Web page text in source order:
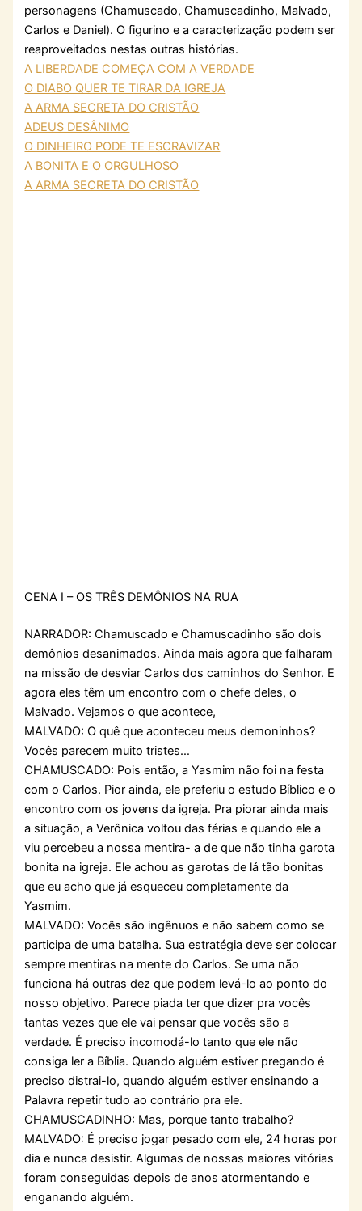
personagens (Chamuscado, Chamuscadinho, Malvado,
Carlos e Daniel). O figurino e a caracterização podem ser
reaproveitados nestas outras histórias.
A LIBERDADE COMEÇA COM A VERDADE
O DIABO QUER TE TIRAR DA IGREJA
A ARMA SECRETA DO CRISTÃO
ADEUS DESÂNIMO
O DINHEIRO PODE TE ESCRAVIZAR
A BONITA E O ORGULHOSO
A ARMA SECRETA DO CRISTÃO
CENA I – OS TRÊS DEMÔNIOS NA RUA
NARRADOR: Chamuscado e Chamuscadinho são dois
demônios desanimados. Ainda mais agora que falharam
na missão de desviar Carlos dos caminhos do Senhor. E
agora eles têm um encontro com o chefe deles, o
Malvado. Vejamos o que acontece,
MALVADO: O quê que aconteceu meus demoninhos?
Vocês parecem muito tristes…
CHAMUSCADO: Pois então, a Yasmim não foi na festa
com o Carlos. Pior ainda, ele preferiu o estudo Bíblico e o
encontro com os jovens da igreja. Pra piorar ainda mais
a situação, a Verônica voltou das férias e quando ele a
viu percebeu a nossa mentira- a de que não tinha garota
bonita na igreja. Ele achou as garotas de lá tão bonitas
que eu acho que já esqueceu completamente da
Yasmim.
MALVADO: Vocês são ingênuos e não sabem como se
participa de uma batalha. Sua estratégia deve ser colocar
sempre mentiras na mente do Carlos. Se uma não
funciona há outras dez que podem levá-lo ao ponto do
nosso objetivo. Parece piada ter que dizer pra vocês
tantas vezes que ele vai pensar que vocês são a
verdade. É preciso incomodá-lo tanto que ele não
consiga ler a Bíblia. Quando alguém estiver pregando é
preciso distrai-lo, quando alguém estiver ensinando a
Palavra repetir tudo ao contrário pra ele.
CHAMUSCADINHO: Mas, porque tanto trabalho?
MALVADO: É preciso jogar pesado com ele, 24 horas por
dia e nunca desistir. Algumas de nossas maiores vitórias
foram conseguidas depois de anos atormentando e
enganando alguém.